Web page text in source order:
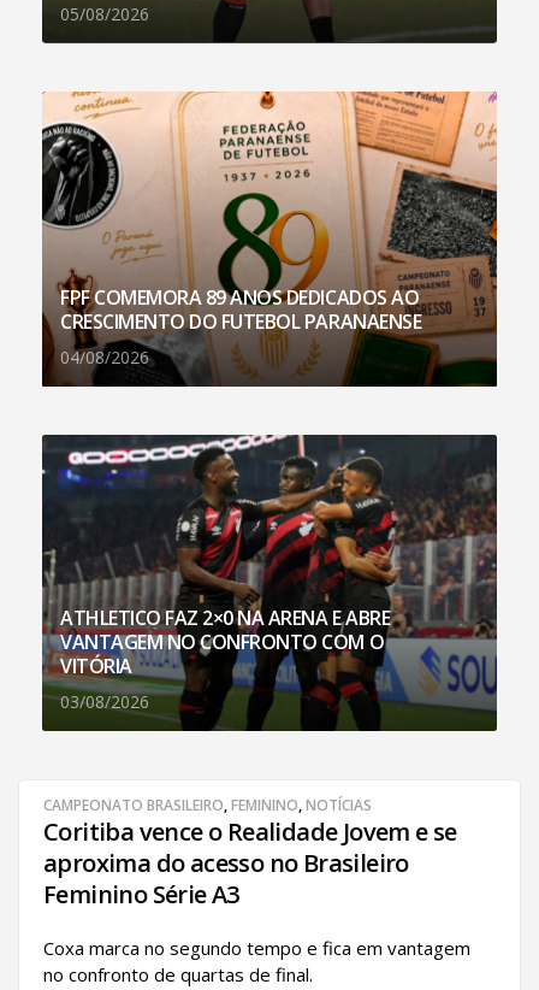
05/08/2026
FPF COMEMORA 89 ANOS DEDICADOS AO
CRESCIMENTO DO FUTEBOL PARANAENSE
04/08/2026
ATHLETICO FAZ 2×0 NA ARENA E ABRE
VANTAGEM NO CONFRONTO COM O
VITÓRIA
03/08/2026
CAMPEONATO BRASILEIRO,FEMININO,NOTÍCIAS
Coritiba vence o Realidade Jovem e se
aproxima do acesso no Brasileiro
Feminino Série A3
Coxa marca no segundo tempo e fica em vantagem
no confronto de quartas de final.